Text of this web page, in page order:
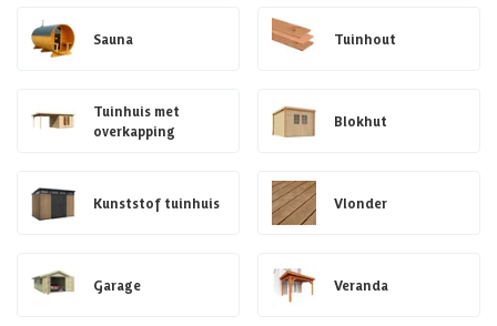
Sauna Tuinhout
Tuinhuis met
overkapping
Blokhut
Kunststof tuinhuis Vlonder
Garage Veranda